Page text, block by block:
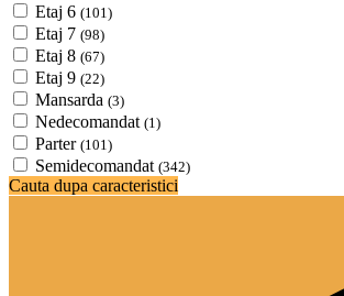
Etaj 6 (101)
Etaj 7 (98)
Etaj 8 (67)
Etaj 9 (22)
Mansarda (3)
Nedecomandat (1)
Parter (101)
Semidecomandat (342)
Cauta dupa caracteristici